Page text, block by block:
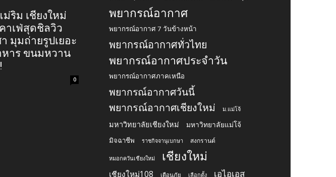
ริม เชียงใหม่
าเฟ่สุดชิลวิว
มุมถ่ายรูปเยอะ
หาร ขนมหวาน
0
พยากรณ์อากาศ
พยากรณ์อากาศ 7 วันข้างหน้า
พยากรณ์อากาศทั่วไทย
พยากรณ์อากาศประจำวัน
พยากรณ์อากาศภาคเหนือ
พยากรณ์อากาศวันนี้
พยากรณ์อากาศเชียงใหม่
ม.แม่โจ้
มหาวิทยาลัยเชียงใหม่ มหาวิทยาลัยแม่โจ้
มิจฉาชีพ ราชกิจจานุเบกษา สงกรานต์
หมอกควันเชียงใหม่ เชียงใหม่
เชียงใหม่108 เตือนภัย เลือกตั้ง เอไอเอส